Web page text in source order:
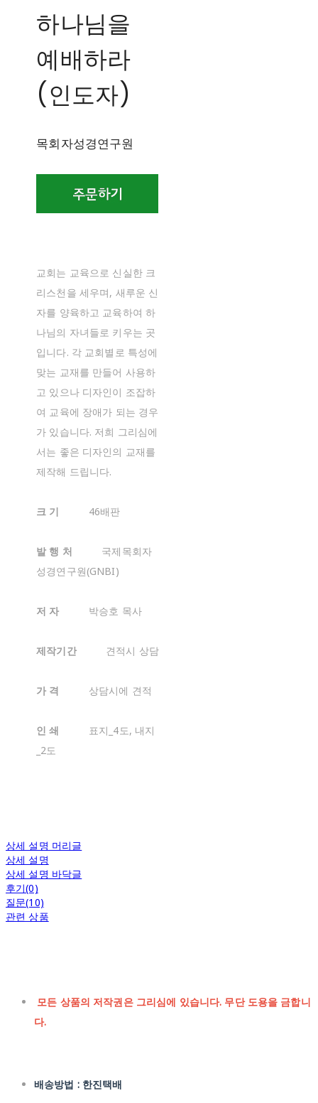
하나님을
예배하라
(인도자)
목회자성경연구원
교회는 교육으로 신실한 크
리스천을 세우며, 새루운 신
자를 양육하고 교육하여 하
나님의 자녀들로 키우는 곳
입니다. 각 교회별로 특성에
맞는 교재를 만들어 사용하
고 있으나 디자인이 조잡하
여 교육에 장애가 되는 경우
가 있습니다. 저희 그리심에
서는 좋은 디자인의 교재를
제작해 드립니다.
크 기 46배판
발 행 처
국제목회자
성경연구원(GNBI)
저 자 박승호 목사
제작기간 견적시 상담
가 격 상담시에 견적
인 쇄
표지_4도, 내지
_2도
상세 설명 머리글
상세 설명
상세 설명 바닥글
후기(0)
질문(10)
관련 상품
모든 상품의 저작권은 그리심에 있습니다. 무단 도용을 금합니
다.
배송방법 : 한진택배